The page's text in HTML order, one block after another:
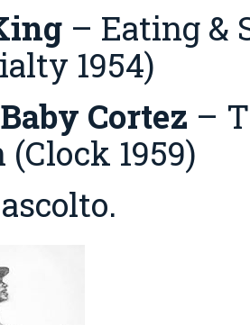
– Eating &
1954)
Cortez –
(Clock 1959)